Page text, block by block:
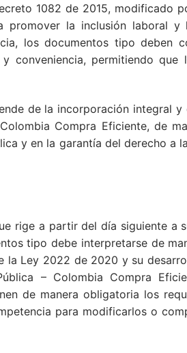
1082 de 2015, modificado
promover la inclusión laboral
los documentos tipo deben
conveniencia, permitiendo
de la incorporación integral y
Compra Eficiente, de
y en la garantía del derecho a
rige a partir del día siguiente a
tipo debe interpretarse de
la Ley 2022 de 2020 y su
– Colombia Compra
de manera obligatoria los
para modificarlos o